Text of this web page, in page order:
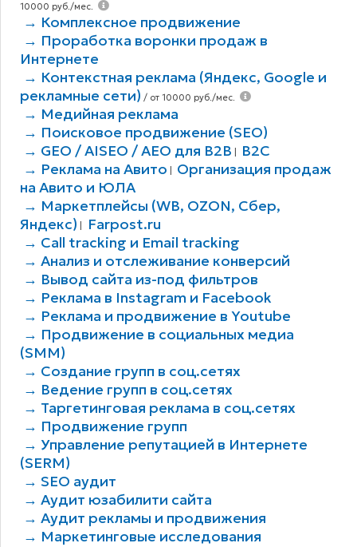
10000 руб./мес.
→ Комплексное продвижение
→ Проработка воронки продаж в
Интернете
→ Контекстная реклама (Яндекс, Google и
рекламные сети) / от 10000 руб./мес.
→ Медийная реклама
→ Поисковое продвижение (SEO)
→ GEO / AISEO / AEO для B2В
B2C
→ Реклама на Авито
Организация продаж
на Авито и ЮЛА
→ Маркетплейсы (WB, OZON, Сбер,
Яндекс)
Farpost.ru
→ Call tracking и Email tracking
→ Анализ и отслеживание конверсий
→ Вывод сайта из-под фильтров
→ Реклама в Instagram и Facebook
→ Реклама и продвижение в Youtube
→ Продвижение в социальных медиа
(SMM)
→ Создание групп в соц.сетях
→ Ведение групп в соц.сетях
→ Таргетинговая реклама в соц.сетях
→ Продвижение групп
→ Управление репутацией в Интернете
(SERM)
→ SEO аудит
→ Аудит юзабилити сайта
→ Аудит рекламы и продвижения
→ Маркетинговые исследования